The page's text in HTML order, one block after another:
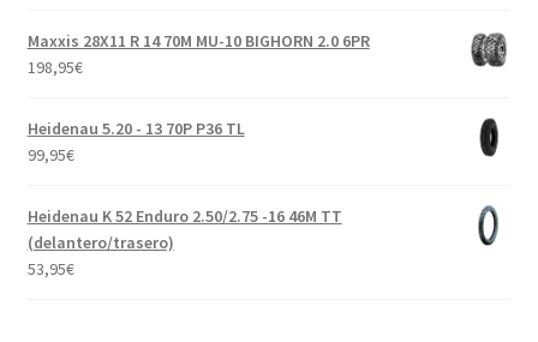
Maxxis 28X11 R 14 70M MU-10 BIGHORN 2.0 6PR
198,95€
Heidenau 5.20 - 13 70P P36 TL
99,95€
Heidenau K 52 Enduro 2.50/2.75 -16 46M TT
(delantero/trasero)
53,95€